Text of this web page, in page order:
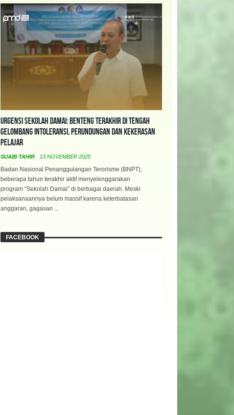
Urgensi Sekolah Damai: Benteng Terakhir di Tengah
Gelombang Intoleransi, Perundungan dan Kekerasan
Pelajar
SUAIB TAHIR 13 NOVEMBER 2025
Badan Nasional Penanggulangan Terorisme (BNPT),
beberapa tahun terakhir aktif menyelenggarakan
program “Sekolah Damai” di berbagai daerah. Meski
pelaksanaannya belum massif karena keterbatasan
anggaran, gagasan ...
FACEBOOK